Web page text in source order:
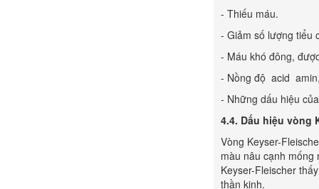
- Thiếu máu.
- Giảm số lượng tiểu
- Máu khó đông,
- Nồng độ acid
- Những dấu hiệu
4.4. Dấu hiệu vòng
Vòng Keyser-
màu nâu cạnh
Keyser-Fleischer
thần kinh.